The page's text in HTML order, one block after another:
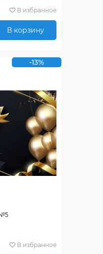
В избранное
В корзину
-13%
В избранное